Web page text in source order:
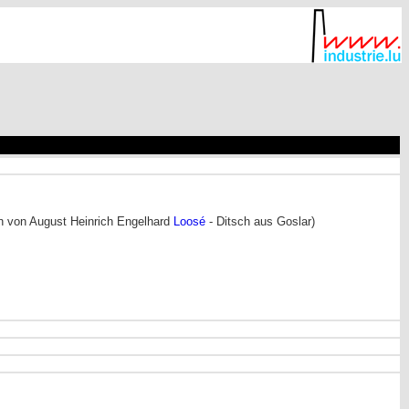
von August Heinrich Engelhard Loosé - Ditsch aus Goslar)